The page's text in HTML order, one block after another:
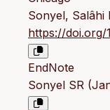
Sonyel, Salâhi
https://doi.org/
EndNote
Sonyel SR